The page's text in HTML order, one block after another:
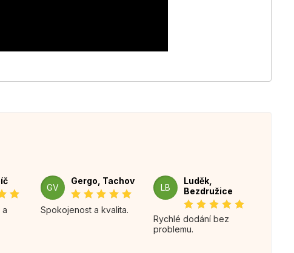
GV
Gergo, Tachov
Spokojenost a kvalita.
LB
Luděk,
Bezdružice
Rychlé dodání bez
problemu.